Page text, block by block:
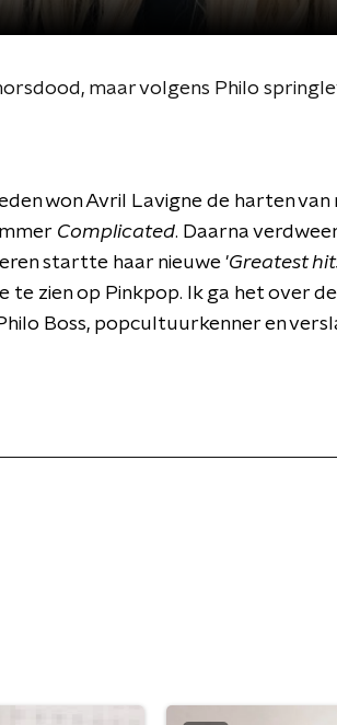
maar volgens Philo
won Avril Lavigne de harten van
Complicated. Daarna
startte haar nieuwe 'Greatest
te zien op Pinkpop. Ik ga het over
Boss, popcultuurkenner en